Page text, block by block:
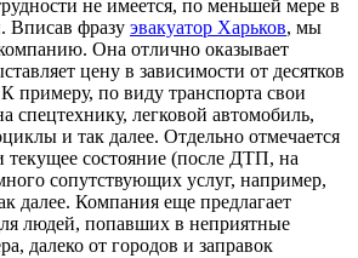
не имеется, по меньшей мере в
Вписав фразу эвакуатор Харьков, мы
Она отлично оказывает
цену в зависимости от десятков
примеру, по виду транспорта свои
спецтехнику, легковой автомобиль,
и так далее. Отдельно отмечается
текущее состояние (после ДТП, на
сопутствующих услуг, например,
далее. Компания еще предлагает
людей, попавших в неприятные
далеко от городов и заправок